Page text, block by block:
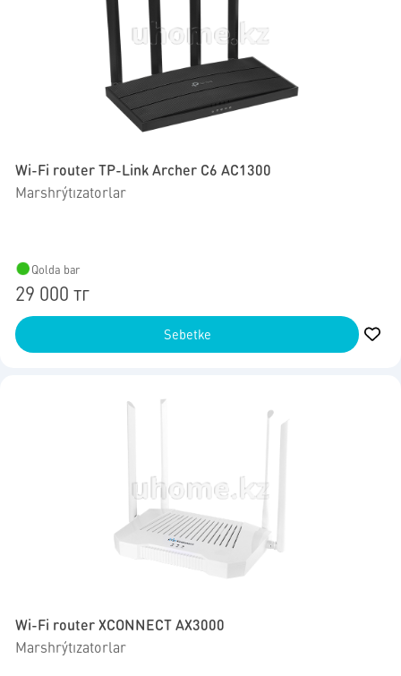
Wi-Fi router TP-Link Archer C6 AC1300
Marshrýtızatorlar
Qolda bar
29 000 тг
Sebetke
Wi-Fi router XCONNECT AX3000
Marshrýtızatorlar